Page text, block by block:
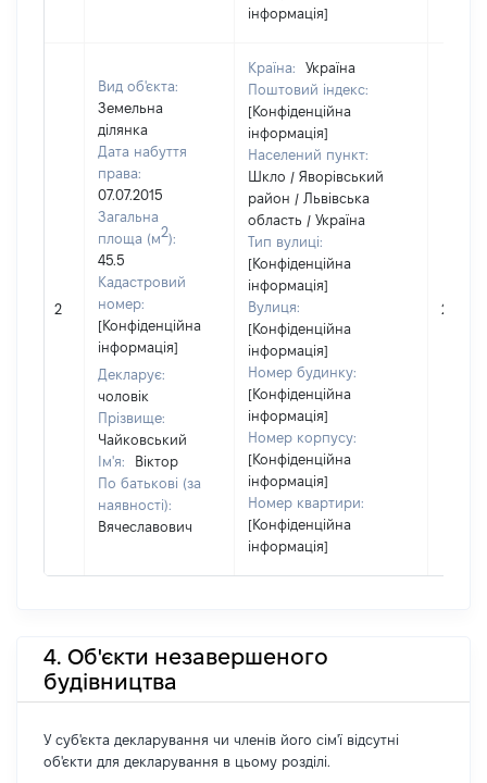
інформація]
2
Вид об'єкта:
Земельна
ділянка
Дата набуття
права:
07.07.2015
Загальна
площа (м2):
45.5
Кадастровий
номер:
[Конфіденційна
інформація]
Декларує:
чоловік
Прізвище:
Чайковський
Ім'я:
Віктор
По батькові (за
наявності):
Вячеславович
Країна:
Україна
Поштовий індекс:
[Конфіденційна
інформація]
Населений пункт:
Шкло / Яворівський
район / Львівська
область / Україна
Тип вулиці:
[Конфіденційна
інформація]
Вулиця:
[Конфіденційна
інформація]
Номер будинку:
[Конфіденційна
інформація]
Номер корпусу:
[Конфіденційна
інформація]
Номер квартири:
[Конфіденційна
інформація]
4. Об'єкти незавершеного
будівництва
У суб'єкта декларування чи членів його сім'ї відсутні
об'єкти для декларування в цьому розділі.